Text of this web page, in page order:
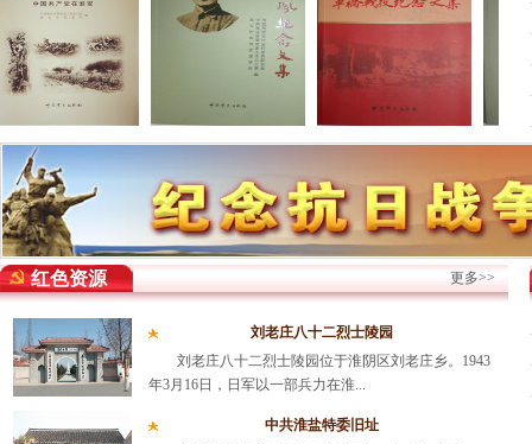
红色资源 更多>>
刘老庄八十二烈士陵园
刘老庄八十二烈士陵园位于淮阴区刘老庄乡。1943
年3月16日，日军以一部兵力在淮...
中共淮盐特委旧址